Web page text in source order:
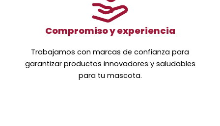
Compromiso y experiencia
Trabajamos con marcas de confianza para
garantizar productos innovadores y saludables
para tu mascota.